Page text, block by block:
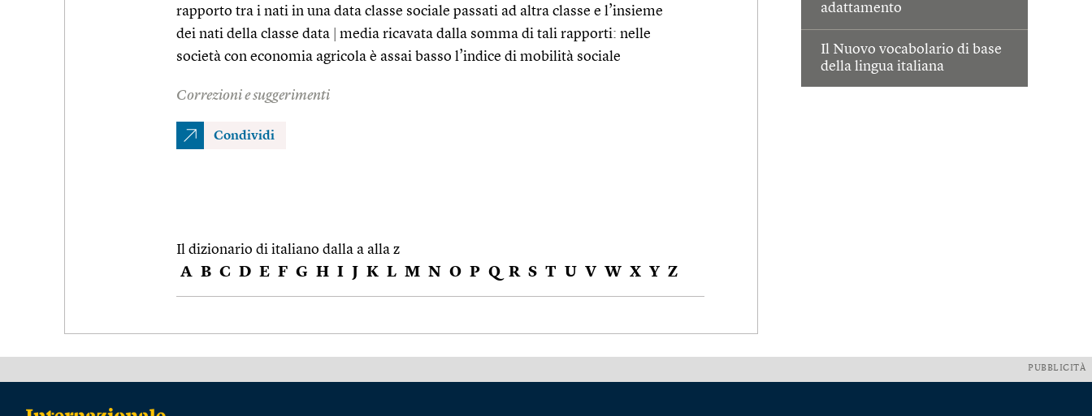
adattamento
Il Nuovo vocabolario di base
della lingua italiana
rapporto tra i nati in una data classe sociale passati ad altra classe e l’insieme
dei nati della classe data
media ricavata dalla somma di tali rapporti: nelle
società con economia agricola è assai basso l’indice di mobilità sociale
Correzioni e suggerimenti
Condividi
Il dizionario di italiano dalla a alla z
A B C D E F G H I J K L M N O P Q R S T U V W X Y Z
PUBBLICITÀ